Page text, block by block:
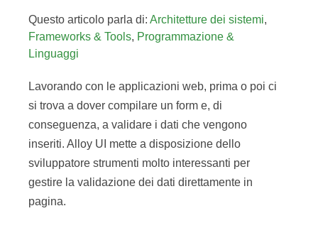
Questo articolo parla di: Architetture dei sistemi,
Frameworks & Tools, Programmazione &
Linguaggi
Lavorando con le applicazioni web, prima o poi ci
si trova a dover compilare un form e, di
conseguenza, a validare i dati che vengono
inseriti. Alloy UI mette a disposizione dello
sviluppatore strumenti molto interessanti per
gestire la validazione dei dati direttamente in
pagina.